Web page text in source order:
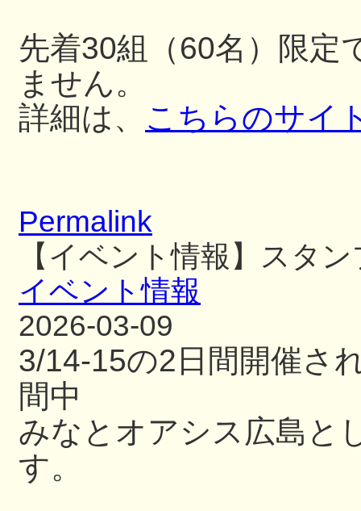
先着30組（60名）限定
ません。
詳細は、 こちらのサイ
Permalink
【イベント情報】スタ
イベント情報
2026-03-09
3/14-15の2日間開催さ
間中
みなとオアシス広島と
す。